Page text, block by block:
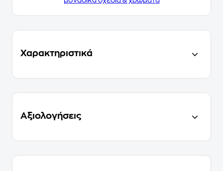
Χαρακτηριστικά
Αξιολογήσεις